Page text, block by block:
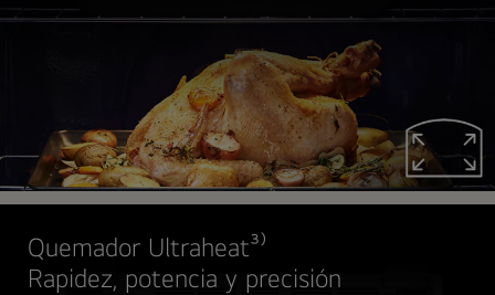
Quemador Ultraheat³⁾
Rapidez, potencia y precisión